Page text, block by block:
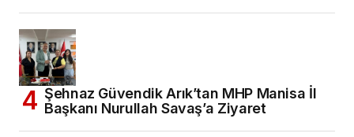
Şehnaz Güvendik Arık’tan MHP Manisa İl
Başkanı Nurullah Savaş’a Ziyaret